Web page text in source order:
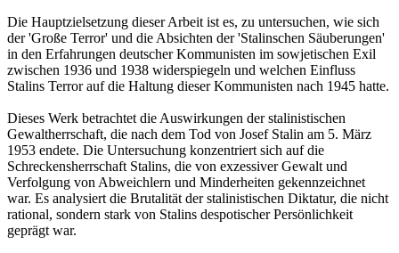
Die Hauptzielsetzung dieser Arbeit ist es, zu untersuchen, wie sich
der 'Große Terror' und die Absichten der 'Stalinschen Säuberungen'
in den Erfahrungen deutscher Kommunisten im sowjetischen Exil
zwischen 1936 und 1938 widerspiegeln und welchen Einfluss
Stalins Terror auf die Haltung dieser Kommunisten nach 1945 hatte.
Dieses Werk betrachtet die Auswirkungen der stalinistischen
Gewaltherrschaft, die nach dem Tod von Josef Stalin am 5. März
1953 endete. Die Untersuchung konzentriert sich auf die
Schreckensherrschaft Stalins, die von exzessiver Gewalt und
Verfolgung von Abweichlern und Minderheiten gekennzeichnet
war. Es analysiert die Brutalität der stalinistischen Diktatur, die nicht
rational, sondern stark von Stalins despotischer Persönlichkeit
geprägt war.